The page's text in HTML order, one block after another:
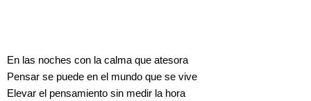
En las noches con la calma que atesora
Pensar se puede en el mundo que se vive
Elevar el pensamiento sin medir la hora